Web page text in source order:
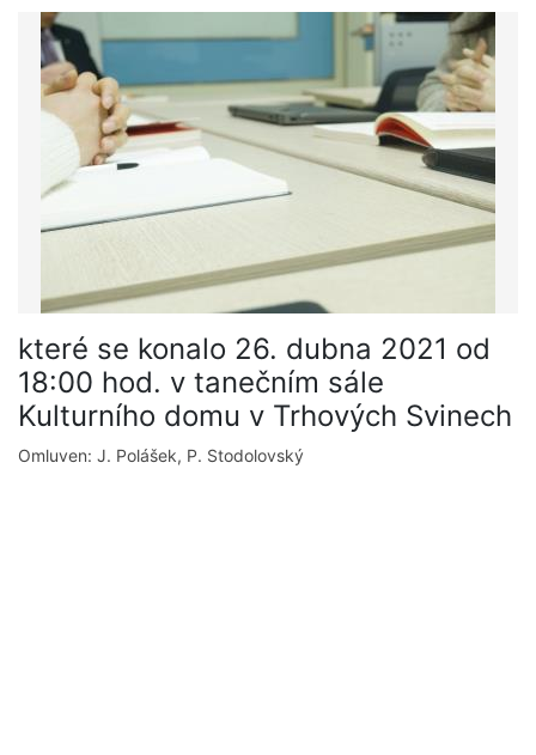
které se konalo 26. dubna 2021 od
18:00 hod. v tanečním sále
Kulturního domu v Trhových Svinech
Omluven: J. Polášek, P. Stodolovský